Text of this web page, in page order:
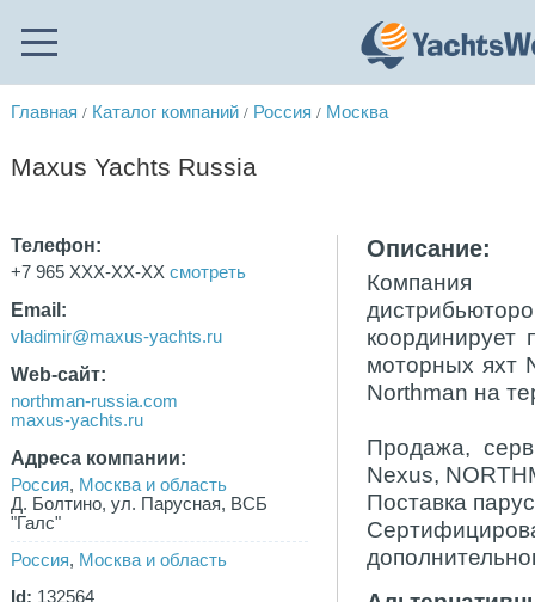
Главная / Каталог компаний / Россия / Москва
Maxus Yachts Russia
Телефон:
+7 965 XXX-XX-XX смотреть
Email:
vladimir@maxus-yachts.ru
Web-сайт:
northman-russia.com
maxus-yachts.ru
Адреса компании:
Россия, Москва и область
Д. Болтино, ул. Парусная, ВСБ
"Галс"
Россия, Москва и область
Id: 132564
Описание:
Компания
координирует
моторных яхт
Northman на
Продажа,
Nexus,
Поставка